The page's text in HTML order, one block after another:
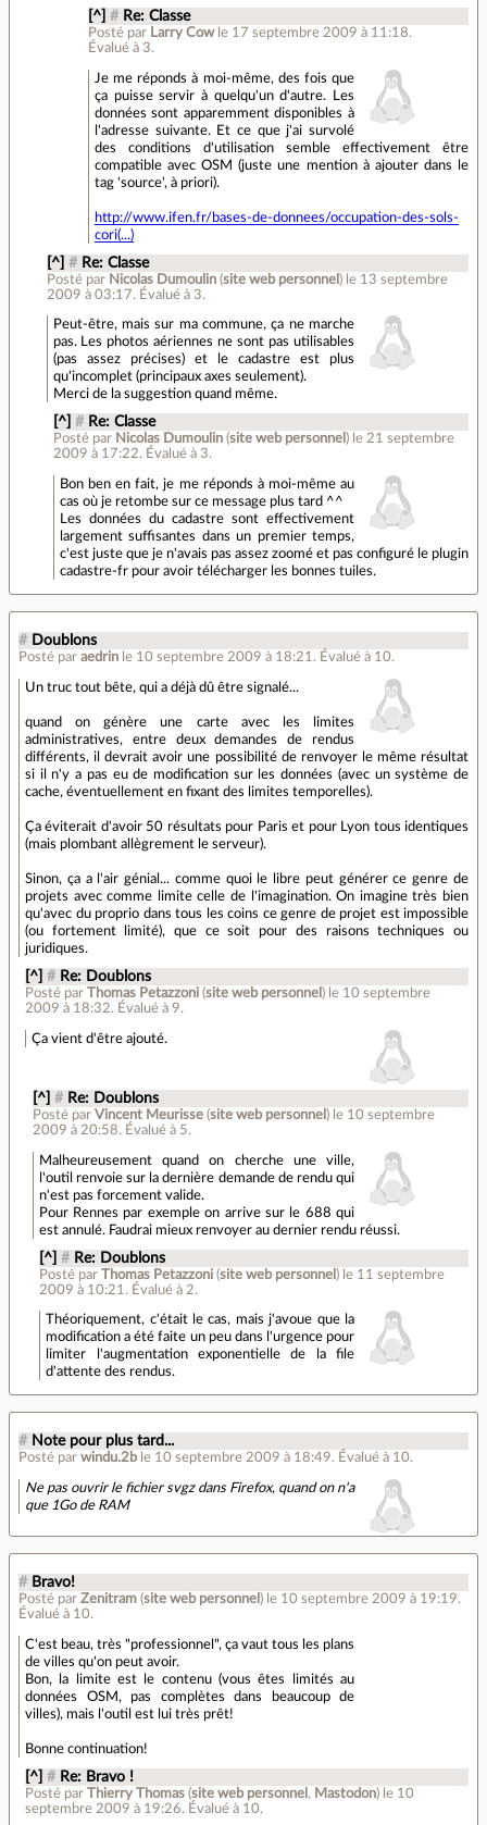
[^] # Re: Classe
Posté par Larry Cow le 17 septembre 2009 à 11:18.
Évalué à 3.
Je me réponds à moi-même, des fois que
ça puisse servir à quelqu'un d'autre. Les
données sont apparemment disponibles à
l'adresse suivante. Et ce que j'ai survolé
des conditions d'utilisation semble effectivement être
compatible avec OSM (juste une mention à ajouter dans le
tag 'source', à priori).
http://www.ifen.fr/bases-de-donnees/occupation-des-sols-
cori(...)
[^] # Re: Classe
Posté par Nicolas Dumoulin(site web personnel ) le 13 septembre
2009 à 03:17. Évalué à 3.
Peut-être, mais sur ma commune, ça ne marche
pas. Les photos aériennes ne sont pas utilisables
(pas assez précises) et le cadastre est plus
qu'incomplet (principaux axes seulement).
Merci de la suggestion quand même.
[^] # Re: Classe
Posté par Nicolas Dumoulin(site web personnel ) le 21 septembre
2009 à 17:22.Évalué à 3.
Bon ben en fait, je me réponds à moi-même au
cas où je retombe sur ce message plus tard ^^
Les données du cadastre sont effectivement
largement suffisantes dans un premier temps,
c'est juste que je n'avais pas assez zoomé et pas configuré le plugin
cadastre-fr pour avoir télécharger les bonnes tuiles.
# Doublons
Posté par aedrin le 10 septembre 2009 à 18:21 . Évalué à 10.
Un truc tout bête, qui a déjà dû être signalé...
quand on génère une carte avec les limites
administratives, entre deux demandes de rendus
différents, il devrait avoir une possibilité de renvoyer le même résultat
si il n'y a pas eu de modification sur les données (avec un système de
cache, éventuellement en fixant des limites temporelles).
Ça éviterait d'avoir 50 résultats pour Paris et pour Lyon tous identiques
(mais plombant allègrement le serveur).
Sinon, ça a l'air génial... comme quoi le libre peut générer ce genre de
projets avec comme limite celle de l'imagination. On imagine très bien
qu'avec du proprio dans tous les coins ce genre de projet est impossible
(ou fortement limité), que ce soit pour des raisons techniques ou
juridiques.
[^] # Re: Doublons
Posté parThomas Petazzoni (site web personnel ) le 10 septembre
2009 à 18:32. Évalué à9.
Ça vient d'être ajouté.
[^] # Re: Doublons
Posté par Vincent Meurisse(site web personnel ) le 10 septembre
2009 à 20:58. Évalué à 5.
Malheureusement quand on cherche une ville,
l'outil renvoie sur la dernière demande de rendu qui
n'est pas forcement valide.
Pour Rennes par exemple on arrive sur le 688 qui
est annulé. Faudrai mieux renvoyer au dernier rendu réussi.
[^] # Re: Doublons
Posté parThomas Petazzoni (site web personnel ) le 11 septembre
2009 à 10:21 . Évalué à 2.
Théoriquement, c'était le cas, mais j'avoue que la
modification a été faite un peu dans l'urgence pour
limiter l'augmentation exponentielle de la file
d'attente des rendus.
# Note pour plus tard...
Posté par windu.2b le 10 septembre 2009 à 18:49. Évalué à 10.
Ne pas ouvrir le fichier svgz dans Firefox, quand on n'a
que 1Go de RAM
# Bravo!
Posté par Zenitram (site web personnel ) le 10 septembre 2009 à 19:19.
Évalué à 10.
C'est beau, très "professionnel", ça vaut tous les plans
de villes qu'on peut avoir.
Bon, la limite est le contenu (vous êtes limités au
données OSM, pas complètes dans beaucoup de
villes), mais l'outil est lui très prêt!
Bonne continuation!
[^] # Re: Bravo !
Posté par Thierry Thomas (site web personnel , Mastodon) le 10
septembre 2009 à 19:26. Évalué à 10.